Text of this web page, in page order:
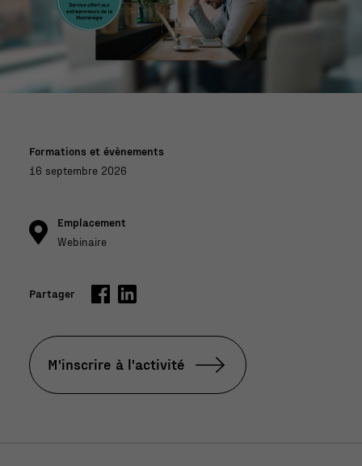
neu
Formations et évènements
16 septembre 2026
Emplacement
Webinaire
Partager
M'inscrire à l'activité